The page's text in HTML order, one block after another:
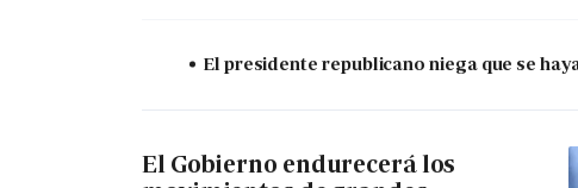
El presidente republicano niega que se
El Gobierno endurecerá los